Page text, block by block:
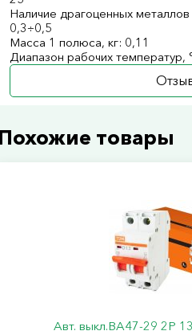
Наличие драгоценных
0,3÷0,5
Масса 1 полюса, кг: 0,11
Диапазон рабочих температур,
товары
Авт. выкл.ВА47-29 2Р